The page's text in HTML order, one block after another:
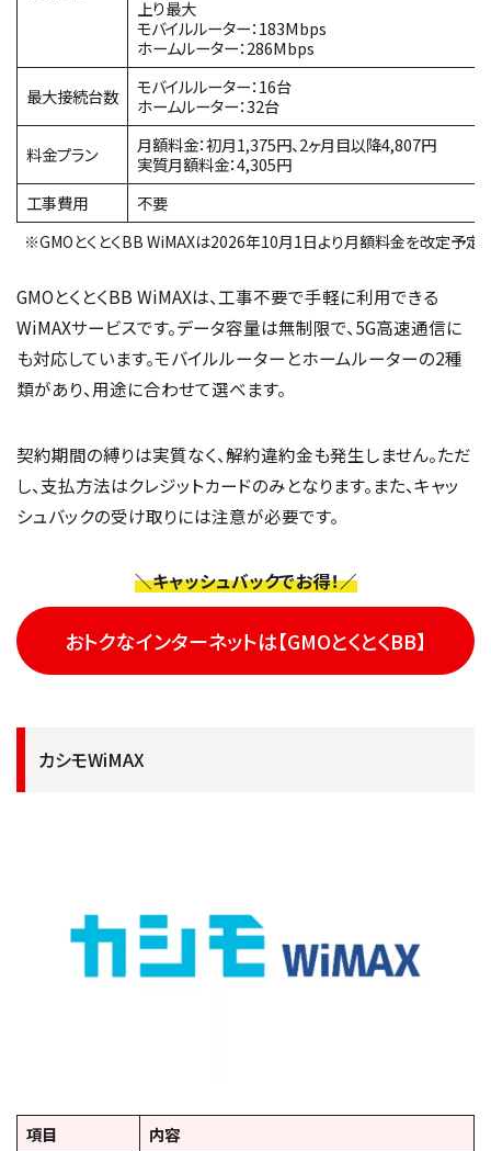
上り最大
モバイルルーター：183Mbps
ホームルーター：286Mbps
最大接続台数
モバイルルーター：16台
ホームルーター：32台
料金プラン
月額料金：初月1,375円、2ヶ月目以降4,807円
実質月額料金：4,305円
工事費用
不要
※GMOとくとくBB WiMAXは2026年10月1日より月額料金を改定予定
GMOとくとくBB WiMAXは、工事不要で手軽に利用できる
WiMAXサービスです。データ容量は無制限で、5G高速通信に
も対応しています。モバイルルーターとホームルーターの2種
類があり、用途に合わせて選べます。
契約期間の縛りは実質なく、解約違約金も発生しません。ただ
し、支払方法はクレジットカードのみとなります。また、キャッ
シュバックの受け取りには注意が必要です。
＼キャッシュバックでお得！／
おトクなインターネットは【GMOとくとくBB】
カシモWiMAX
項目 内容